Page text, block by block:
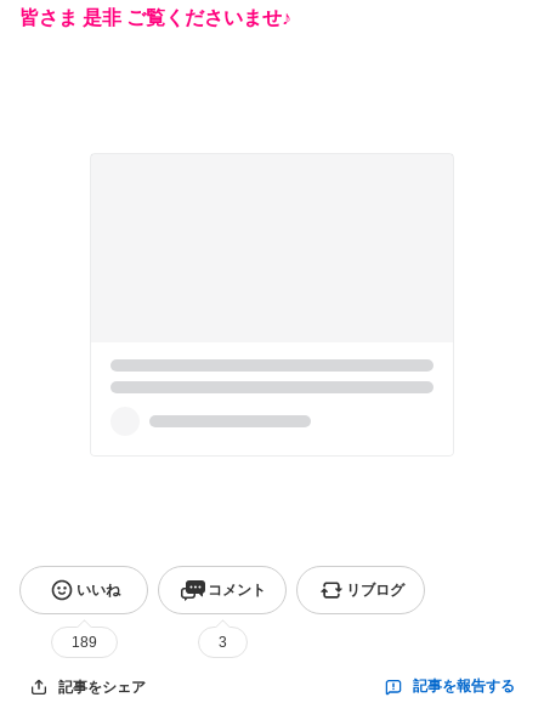
皆さま 是非 ご覧くださいませ♪
いいね
189
コメント
3
リブログ
記事をシェア 記事を報告する